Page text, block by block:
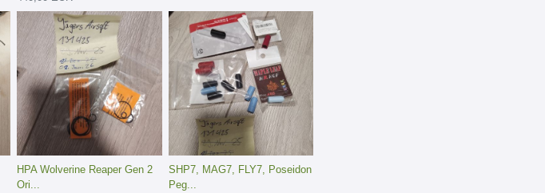
HPA Wolverine Reaper Gen 2
Ori...
SHP7, MAG7, FLY7, Poseidon
Peg...